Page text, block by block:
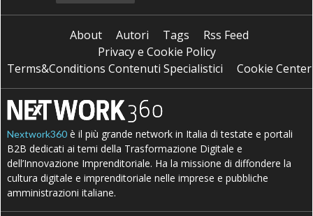
About Autori Tags
Rss Feed
Privacy e Cookie Policy
Terms&Conditions Contenuti Specialistici
Cookie Center
Nextwork360 è il più grande network in Italia di testate e portali
B2B dedicati ai temi della Trasformazione Digitale e
dell’Innovazione Imprenditoriale. Ha la missione di diffondere la
cultura digitale e imprenditoriale nelle imprese e pubbliche
amministrazioni italiane.